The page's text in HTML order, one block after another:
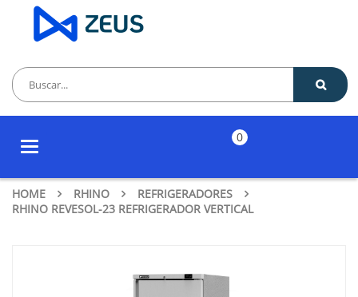
Toggle
0
HOME RHINO
REFRIGERADORES
RHINO REVESOL-23 REFRIGERADOR VERTICAL